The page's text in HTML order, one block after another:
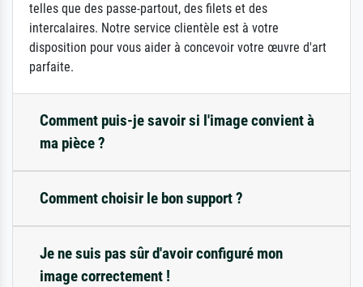
telles que des passe-partout, des filets et des
intercalaires. Notre service clientèle est à votre
disposition pour vous aider à concevoir votre œuvre d'art
parfaite.
Comment puis-je savoir si l'image convient à
ma pièce ?
Comment choisir le bon support ?
Je ne suis pas sûr d'avoir configuré mon
image correctement !